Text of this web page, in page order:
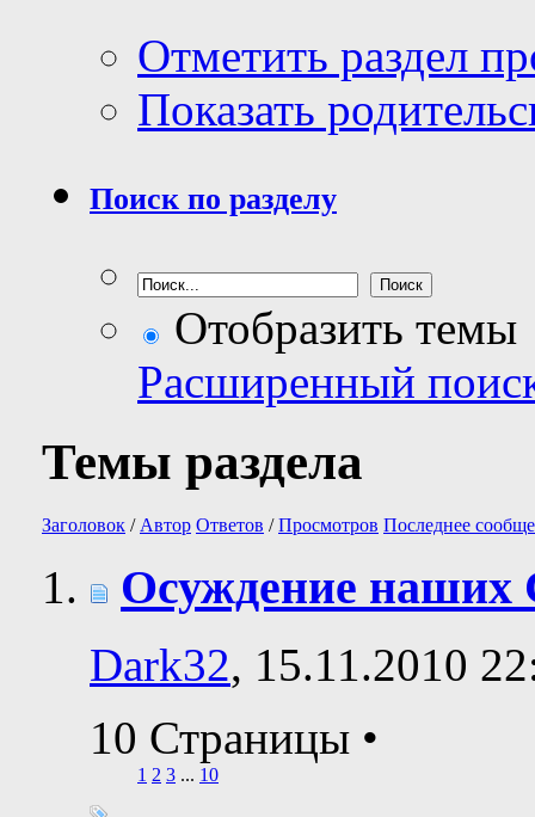
Отметить раздел
Показать
Поиск по разделу
Отобразить темы
Расширенный
Темы раздела
Заголовок / Автор Ответов /Просмотров Последнее
Осуждение наших
Dark32, 15.11.2010
10 Страницы •
1 2 3 ... 10